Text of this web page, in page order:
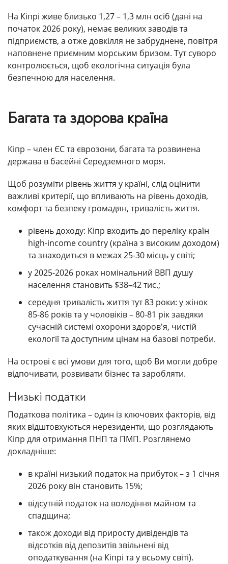
На Кіпрі живе близько 1,27 – 1,3 млн осіб (дані на
початок 2026 року), немає великих заводів та
підприємств, а отже довкілля не забруднене, повітря
наповнене приємним морським бризом. Тут суворо
контролюється, щоб екологічна ситуація була
безпечною для населення.
Багата та здорова країна
Кіпр – член ЄС та єврозони, багата та розвинена
держава в басейні Середземного моря.
Щоб розуміти рівень життя у країні, слід оцінити
важливі критерії, що впливають на рівень доходів,
комфорт та безпеку громадян, тривалість життя.
рівень доходу: Кіпр входить до переліку країн
high-income country (країна з високим доходом)
та знаходиться в межах 25-30 місць у світі;
у 2025-2026 роках номінальний ВВП душу
населення становить $38–42 тис.;
середня тривалість життя тут 83 роки: у жінок
85-86 років та у чоловіків – 80-81 рік завдяки
сучасній системі охорони здоров'я, чистій
екології та доступним цінам на базові потреби.
На острові є всі умови для того, щоб Ви могли добре
відпочивати, розвивати бізнес та заробляти.
Низькі податки
Податкова політика – один із ключових факторів, від
яких відштовхуються нерезиденти, що розглядають
Кіпр для отримання ПНП та ПМП. Розглянемо
докладніше:
в країні низький податок на прибуток – з 1 січня
2026 року він становить 15%;
відсутній податок на володіння майном та
спадщина;
також доходи від приросту дивідендів та
відсотків від депозитів звільнені від
оподаткування (на Кіпрі та у всьому світі).